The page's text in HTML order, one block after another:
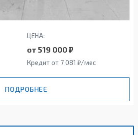
ЦЕНА:
от 519 000 ₽
Кредит от 7 081 ₽/мес
ПОДРОБНЕЕ